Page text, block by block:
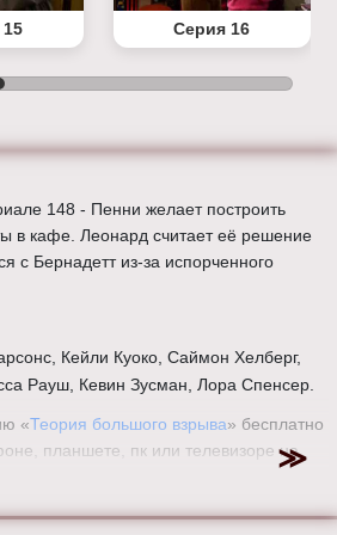
Серия 16
148 - Пенни желает построить
в кафе. Леонард считает её решение
с Бернадетт из-за испорченного
Кейли Куоко, Саймон Хелберг,
Рауш, Кевин Зусман, Лора Спенсер.
«Теория большого взрыва» бесплатно
планшете, пк или телевизоре на